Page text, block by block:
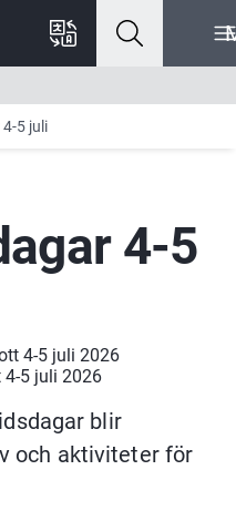
5 juli
4-5
4-5 juli 2026
blir
och aktiviteter för